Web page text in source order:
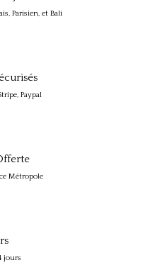
Parisien, et Bali
Paypal
Métropole
jours